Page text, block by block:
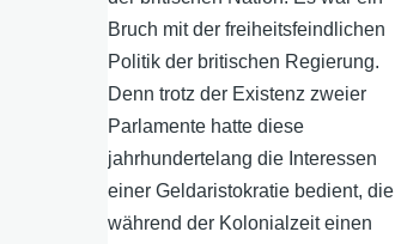
Bruch mit der freiheitsfeindlichen
Politik der britischen Regierung.
Denn trotz der Existenz zweier
Parlamente hatte diese
jahrhundertelang die Interessen
einer Geldaristokratie bedient, die
während der Kolonialzeit einen